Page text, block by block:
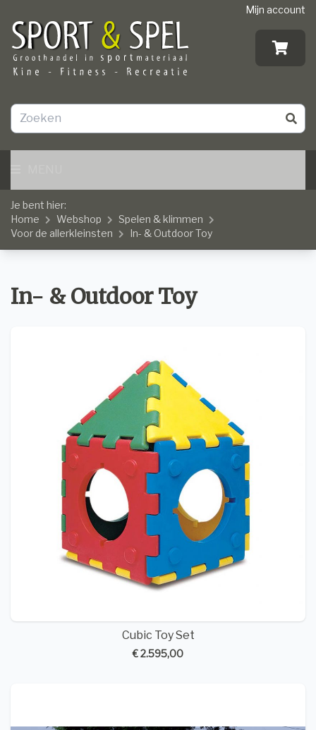
Mijn account
Je bent hier:
Home
Webshop
Spelen & klimmen
Voor de allerkleinsten
In- & Outdoor Toy
In- & Outdoor Toy
Cubic Toy Set
€ 2.595,00